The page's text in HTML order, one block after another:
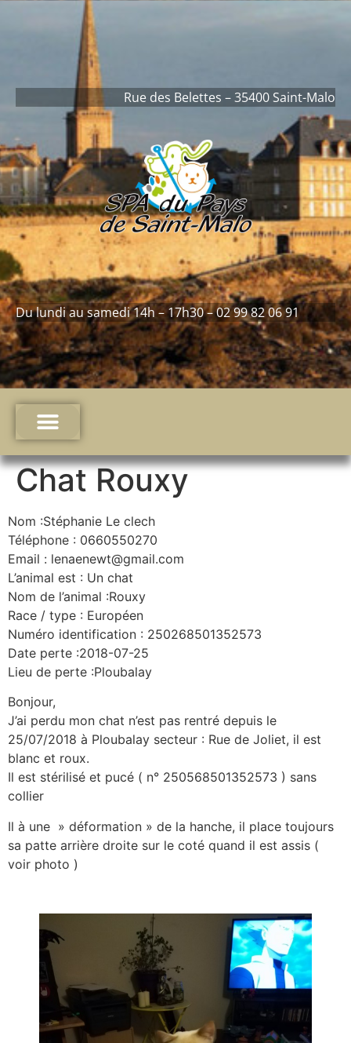
Rue des Belettes – 35400 Saint-Malo
Du lundi au samedi 14h – 17h30 – 02 99 82 06 91
Chat Rouxy
Nom :Stéphanie Le clech
Téléphone : 0660550270
Email : lenaenewt@gmail.com
L’animal est : Un chat
Nom de l’animal :Rouxy
Race / type : Européen
Numéro identification : 250268501352573
Date perte :2018-07-25
Lieu de perte :Ploubalay
Bonjour,
J’ai perdu mon chat n’est pas rentré depuis le
25/07/2018 à Ploubalay secteur : Rue de Joliet, il est
blanc et roux.
Il est stérilisé et pucé ( n° 250568501352573 ) sans
collier
Il à une » déformation » de la hanche, il place toujours
sa patte arrière droite sur le coté quand il est assis (
voir photo )